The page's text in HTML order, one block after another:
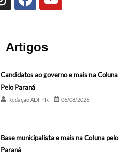
Artigos
Candidatos ao governo e mais na Coluna
Pelo Paraná
Redação ADI-PR 06/08/2026
Base municipalista e mais na Coluna pelo
Paraná